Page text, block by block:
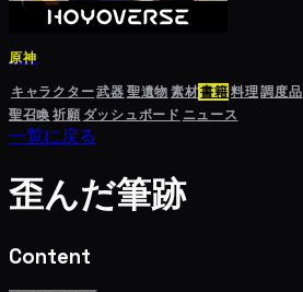
原神
キャラクター武器聖遺物素材書籍料理調度品
聖召喚祈願 ダッシュボード ニュース
一覧に戻る
歪んだ筆跡
Content